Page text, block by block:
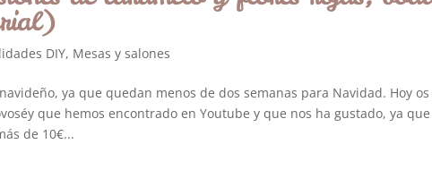
DIY, Mesas y salones
ya que quedan menos de dos semanas para Navidad. Hoy os
que hemos encontrado en Youtube y que nos ha gustado, ya que
de 10€...